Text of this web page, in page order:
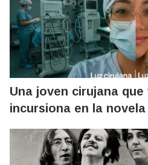
Una joven cirujana que
incursiona en la novela